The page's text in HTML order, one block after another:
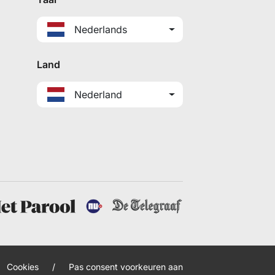
Nederlands
Land
Nederland
Cookies / Pas consent voorkeuren aan